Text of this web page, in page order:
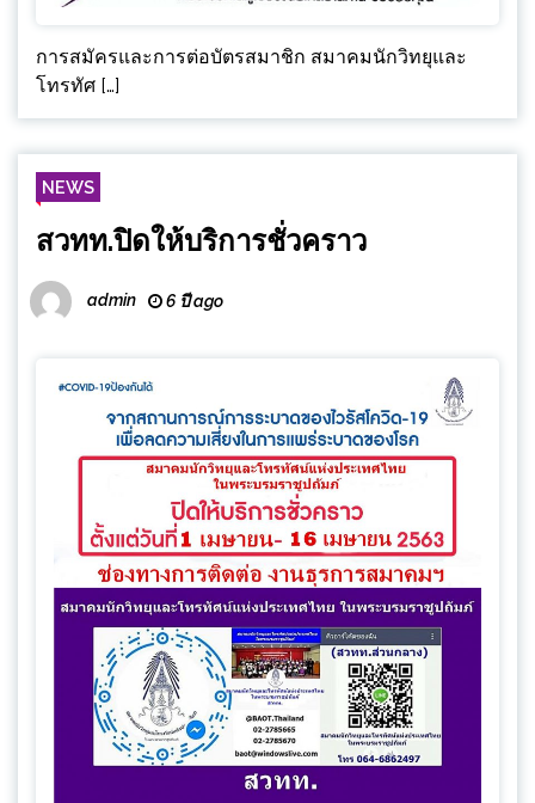
การสมัครและการต่อบัตรสมาชิก สมาคมนักวิทยุและ
โทรทัศ […]
NEWS
สวทท.ปิดให้บริการชั่วคราว
admin 6 ปี ago